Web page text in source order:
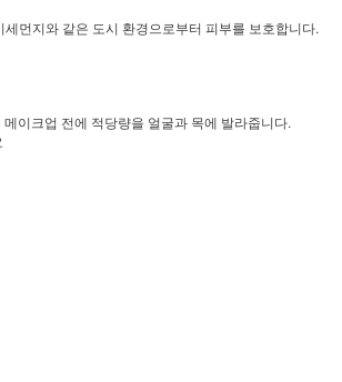
먼지와 같은 도시 환경으로부터 피부를 보호합니다.
이크업 전에 적당량을 얼굴과 목에 발라줍니다.